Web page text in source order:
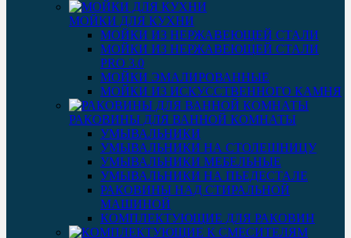
МОЙКИ ДЛЯ КУХНИ
МОЙКИ ИЗ НЕРЖАВЕЮЩЕЙ СТАЛИ
МОЙКИ ИЗ НЕРЖАВЕЮЩЕЙ СТАЛИ
PRO 3.0
МОЙКИ ЭМАЛИРОВАННЫЕ
МОЙКИ ИЗ ИСКУССТВЕННОГО КАМНЯ
РАКОВИНЫ ДЛЯ ВАННОЙ КОМНАТЫ
УМЫВАЛЬНИКИ
УМЫВАЛЬНИКИ НА СТОЛЕШНИЦУ
УМЫВАЛЬНИКИ МЕБЕЛЬНЫЕ
УМЫВАЛЬНИКИ НА ПЬЕДЕСТАЛЕ
РАКОВИНЫ НАД СТИРАЛЬНОЙ
МАШИНОЙ
КОМПЛЕКТУЮЩИЕ ДЛЯ РАКОВИН